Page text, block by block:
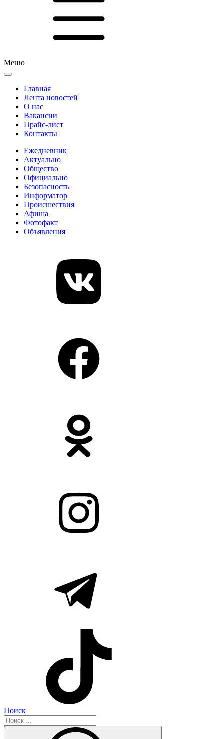
Меню
Главная
Лента новостей
О нас
Вакансии
Прайс-лист
Контакты
Ежедневник
Актуально
Общество
Официально
Безопасность
Информатор
Происшествия
Афиша
Фотофакт
Объявления
Поиск